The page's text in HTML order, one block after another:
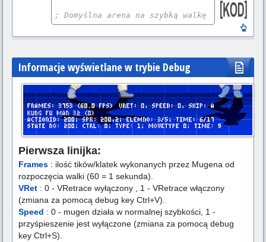
; Domyślna arena na szybką walkę
w trybach versus.
StartStage = stages/stage0.def
Informacje wyświetlane w trybie Debug
Pierwsza linijka:
Frames : ilość tików/klatek wykonanych przez Mugena od
rozpoczęcia walki (60 = 1 sekunda).
VRet : 0 - VRetrace wyłączony , 1 - VRetrace włączony
(zmiana za pomocą debug key Ctrl+V).
Speed : 0 - mugen działa w normalnej szybkości, 1 -
przyśpieszenie jest wyłączone (zmiana za pomocą debug
key Ctrl+S).